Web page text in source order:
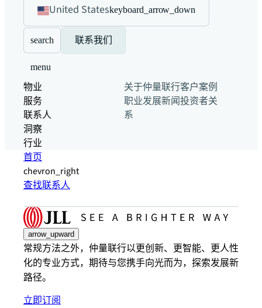
United Stateskeyboard_arrow_down
search 联系我们
menu
物业
服务
联系人
洞察
行业
关于仲量联行客户案例
职业发展新闻投资者关
系
首页
chevron_right
查找联系人
arrow_upward
常规方法之外，仲量联行以更创新、更智能、更人性
化的专业方式，期待与您携手向光而为，探索发展新
路径。
立即订阅